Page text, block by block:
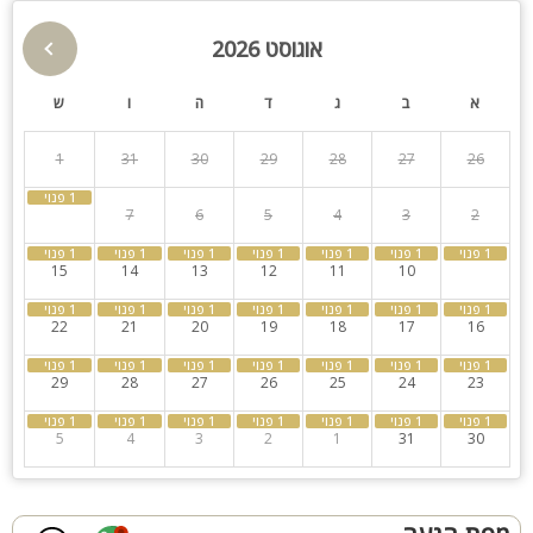
תאורה לילית קסומה
קהל יעד:
הוילה מתאימה לציבור הדתי, קיים בית כנסת במרחק קצר של הליכה
אוגוסט 2026
א ב ג ד ה ו ש
26
27
28
29
30
31
1
2
3
4
5
6
7
10
11
12
13
14
15
16
17
18
19
20
21
22
23
24
25
26
27
28
29
30
31
1
2
3
4
5